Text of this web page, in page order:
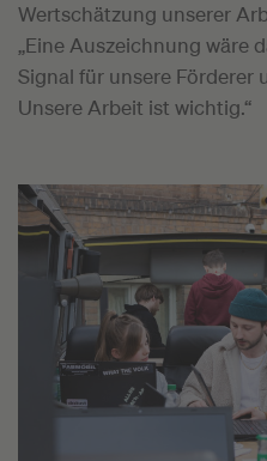
Wertschätzung unserer
„Eine Auszeichnung wäre
Signal für unsere Förderer
Unsere Arbeit ist wichtig.“